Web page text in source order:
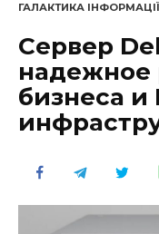
ГАЛАКТИКА ІНФОРМАЦІЇ
Сервер
бизнеса и